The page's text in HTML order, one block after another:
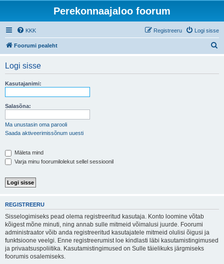
Perekonnaajaloo foorum
KKK Logi sisse
Registreeru
Foorumi pealeht
Logi sisse
Kasutajanimi:
Salasõna:
Ma unustasin oma parooli
Saada aktiveerimissõnum uuesti
Mäleta mind
Varja minu foorumilolekut sellel sessioonil
REGISTREERU
Sisselogimiseks pead olema registreeritud kasutaja. Konto loomine võtab
kõigest mõne minuti, ning annab sulle mitmeid võimalusi juurde. Foorumi
administraator võib anda registreeritud kasutajatele mitmeid olulisi õigusi ja
funktsioone veelgi. Enne registreerumist loe kindlasti läbi kasutamistingimused
ja privaatsuspoliitika. Kasutamistingimused on Sulle täielikuks järgmiseks
foorumis osalemiseks.